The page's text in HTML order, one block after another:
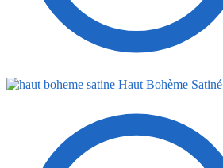
Haut Bohème Satiné